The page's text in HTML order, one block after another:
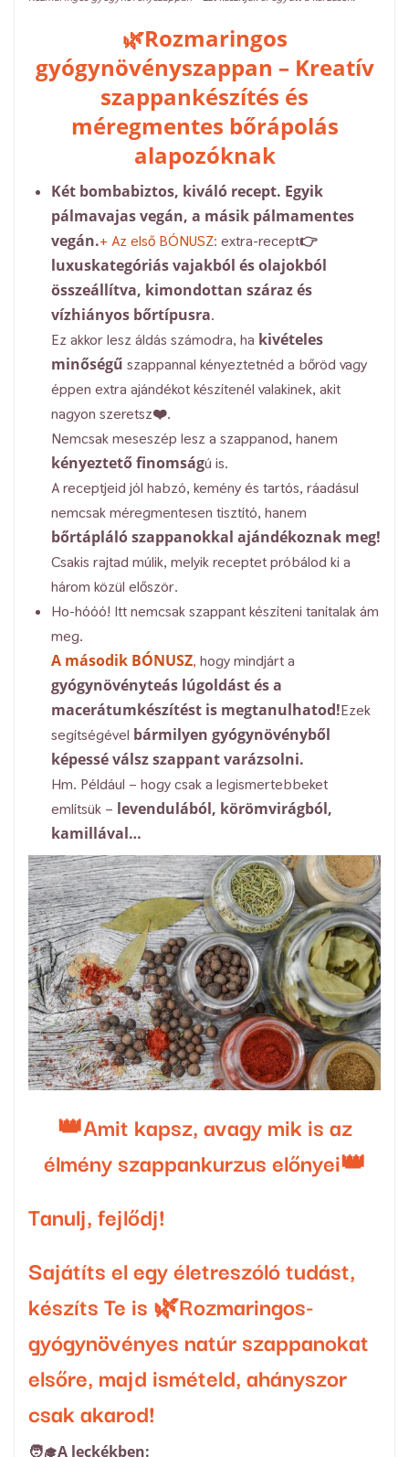
🌿Rozmaringos
gyógynövényszappan – Kreatív
szappankészítés és
méregmentes bőrápolás
alapozóknak
Két bombabiztos, kiváló recept. Egyik
pálmavajas vegán, a másik pálmamentes
vegán.+ Az első BÓNUSZ: extra-recept👉
luxuskategóriás vajakból és olajokból
összeállítva, kimondottan száraz és
vízhiányos bőrtípusra.
Ez akkor lesz áldás számodra, ha kivételes
minőségű szappannal kényeztetnéd a bőröd vagy
éppen extra ajándékot készítenél valakinek, akit
nagyon szeretsz❤️.
Nemcsak meseszép lesz a szappanod, hanem
kényeztető finomságú is.
A receptjeid jól habzó, kemény és tartós, ráadásul
nemcsak méregmentesen tisztító, hanem
bőrtápláló szappanokkal ajándékoznak meg!
Csakis rajtad múlik, melyik receptet próbálod ki a
három közül először.
Ho-hóóó! Itt nemcsak szappant készíteni tanítalak ám
meg.
A második BÓNUSZ, hogy mindjárt a
gyógynövényteás lúgoldást és a
macerátumkészítést is megtanulhatod!Ezek
segítségével bármilyen gyógynövényből
képessé válsz szappant varázsolni.
Hm. Például – hogy csak a legismertebbeket
említsük – levendulából, körömvirágból,
kamillával…
👑Amit kapsz, avagy mik is az
élmény szappankurzus előnyei👑
Tanulj, fejlődj!
Sajátíts el egy életreszóló tudást,
készíts Te is 🌿Rozmaringos-
gyógynövényes natúr szappanokat
elsőre, majd ismételd, ahányszor
csak akarod!
🧑‍🎓A leckékben: